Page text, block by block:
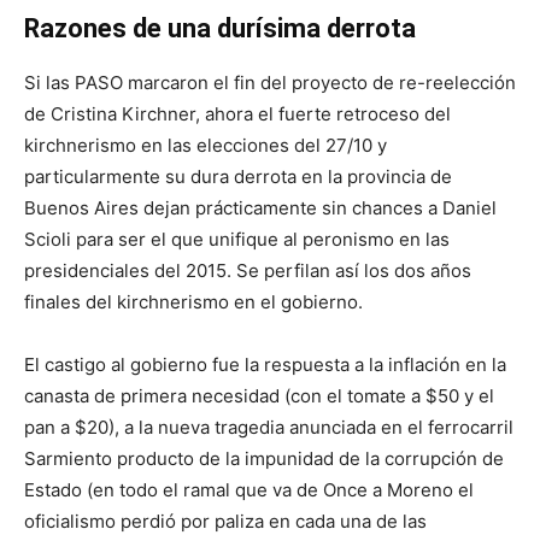
Razones de una durísima derrota
Si las PASO marcaron el fin del proyecto de re-reelección
de Cristina Kirchner, ahora el fuerte retroceso del
kirchnerismo en las elecciones del 27/10 y
particularmente su dura derrota en la provincia de
Buenos Aires dejan prácticamente sin chances a Daniel
Scioli para ser el que unifique al peronismo en las
presidenciales del 2015. Se perfilan así los dos años
finales del kirchnerismo en el gobierno.
El castigo al gobierno fue la respuesta a la inflación en la
canasta de primera necesidad (con el tomate a $50 y el
pan a $20), a la nueva tragedia anunciada en el ferrocarril
Sarmiento producto de la impunidad de la corrupción de
Estado (en todo el ramal que va de Once a Moreno el
oficialismo perdió por paliza en cada una de las